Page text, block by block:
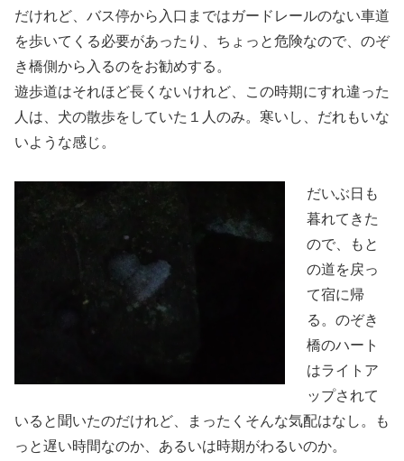
だけれど、バス停から入口まではガードレールのない車道
を歩いてくる必要があったり、ちょっと危険なので、のぞ
き橋側から入るのをお勧めする。
遊歩道はそれほど長くないけれど、この時期にすれ違った
人は、犬の散歩をしていた１人のみ。寒いし、だれもいな
いような感じ。
だいぶ日も
暮れてきた
ので、もと
の道を戻っ
て宿に帰
る。のぞき
橋のハート
はライトア
ップされて
いると聞いたのだけれど、まったくそんな気配はなし。も
っと遅い時間なのか、あるいは時期がわるいのか。